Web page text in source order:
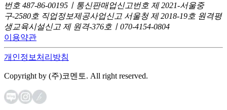
번호 487-86-00195ㅣ통신판매업신고번호 제 2021-서울중
구-2580호 직업정보제공사업신고 서울청 제 2018-19호 원격평
생교육시설신고 제 원격-376호ㅣ070-4154-0804
이용약관
개인정보처리방침
Copyright by (주)코멘토. All right reserved.